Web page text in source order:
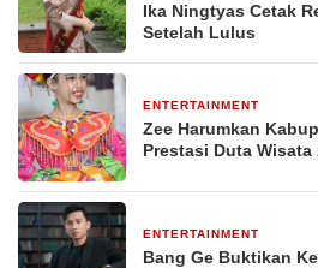
Ika Ningtyas Cetak
Setelah Lulus
ENTERTAINMENT
Zee Harumkan
Prestasi Duta
ENTERTAINMENT
Bang Ge Buktikan